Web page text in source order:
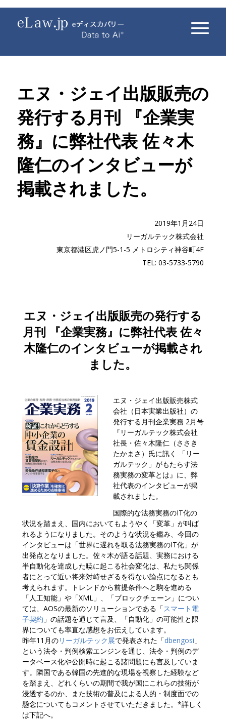
エヌ・ジェイ出版販売の
発行する月刊 『企業実
務』に弊社代表 佐々木
隆仁のインタビューが
掲載されました。
2019年1月24日
リーガルテック株式会社
東京都港区虎ノ門5-1-5 メトロシティ神谷町4F
TEL: 03-5733-5790
エヌ・ジェイ出版販売の発行する
月刊 『企業実務』に弊社代表 佐々
木隆仁のインタビューが掲載され
ました。
エヌ・ジェイ出版販売株式
会社（日本実業出版社）の
発行する月刊企業実務 2月号
『リーガルテック株式会社
社長・佐々木隆仁（ささき
たかまさ）氏に訊く 「リー
ガルテック」がもたらす法
務実務の変革とは』に、弊
社代表のインタビューが掲
載されました。
国際的な法務実務のIT化の
状況を踏まえ、国内においてもようやく「変革」が叫ば
れるようになりました。そのような状況を鑑み、今回の
インタビューは「世界に遅れを取る法務実務のIT化」が
出発点となりました。佐々木が語る話題、実務における
半自動化を達成した暁に起こる社会変化は、私たち関係
者にとって近い将来対峙せざるを得ない論点になるとも
考えられます。トレンドから前提条件へと駒を進める
「人工知能」や「XML」、「ブロックチェーン」につい
ては、AOSの最新のソリューションである「スマート電
子契約 」の話題を通じて言及、「自動化」の可能性と限
界についても率直な感想をお伝えしています。
昨年11月のリーガルテック展で発表された「dbengosi 」
という法令・判例検索エンジンを通じ、法令・判例のデ
ータベース化や公開時に起こる諸問題にも言及していま
す。隣国である韓国の先進的な現場を視察した経験など
を踏まえ、どれくらいの期間で我が国にこれらの技術が
浸透するのか、また技術の普及による人的・制度面での
懸念についてもコメントさせていただきました。*詳しく
は下記へ。